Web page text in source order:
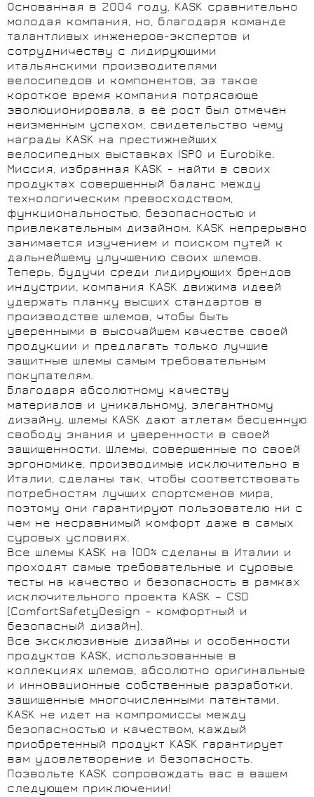
Основанная в 2004 году, KASK сравнительно
молодая компания, но, благодаря команде
талантливых инженеров-экспертов и
сотрудничеству с лидирующими
итальянскими производителями
велосипедов и компонентов, за такое
короткое время компания потрясающе
эволюционировала, а её рост был отмечен
неизменным успехом, свидетельство чему
награды KASK на престижнейших
велосипедных выставках ISPO и Eurobike.
Миссия, избранная KASK - найти в своих
продуктах совершенный баланс между
технологическим превосходством,
функциональностью, безопасностью и
привлекательным дизайном. KASK непрерывно
занимается изучением и поиском путей к
дальнейшему улучшению своих шлемов.
Теперь, будучи среди лидирующих брендов
индустрии, компания KASK движима идеей
удержать планку высших стандартов в
производстве шлемов, чтобы быть
уверенными в высочайшем качестве своей
продукции и предлагать только лучшие
защитные шлемы самым требовательным
покупателям.
Благодаря абсолютному качеству
материалов и уникальному, элегантному
дизайну, шлемы KASK дают атлетам бесценную
свободу знания и уверенности в своей
защищенности. Шлемы, совершенные по своей
эргономике, производимые исключительно в
Италии, сделаны так, чтобы соответствовать
потребностям лучших спортсменов мира,
поэтому они гарантируют пользователю ни с
чем не несравнимый комфорт даже в самых
суровых условиях.
Все шлемы KASK на 100% сделаны в Италии и
проходят самые требовательные и суровые
тесты на качество и безопасность в рамках
исключительного проекта KASK – CSD
(ComfortSafetyDesign – комфортный и
безопасный дизайн).
Все эксклюзивные дизайны и особенности
продуктов KASK, использованные в
коллекциях шлемов, абсолютно оригинальные
и инновационные собственные разработки,
защищенные многочисленными патентами.
KASK не идет на компромиссы между
безопасностью и качеством, каждый
приобретенный продукт KASK гарантирует
вам удовлетворение и безопасность.
Позвольте KASK сопровождать вас в вашем
следующем приключении!